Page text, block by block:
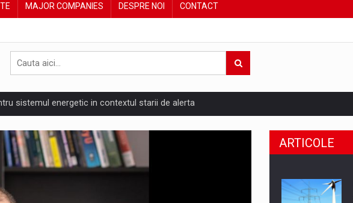
MAJOR COMPANIES DESPRE NOI CONTACT
sistemul energetic in contextul starii de alerta
pedepseste granitele?
Reveals About Bakuchiol's Evolution
noilor reglementari UE privind ambalajele pot risca retragerea produselor din piata
ARTICOLE